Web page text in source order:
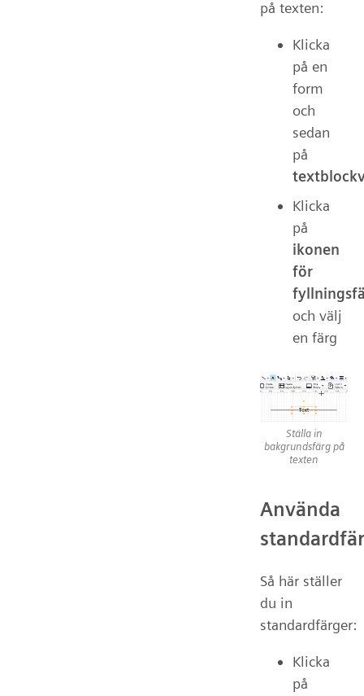
på texten:
Klicka
på en
form
och
sedan
på
Klicka
på
ikonen
för
och välj
en färg
Ställa in
bakgrundsfärg på
texten
Använda
Så här ställer
du in
standardfärger:
Klicka
på